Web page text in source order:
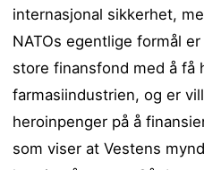
internasjonal sikkerhet,
NATOs egentlige formål
store finansfond med å få
farmasiindustrien, og er
heroinpenger på å
som viser at Vestens